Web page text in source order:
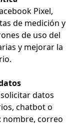
Pixel,
de medición y
de uso del
y mejorar la
datos
chatbot o
nombre, correo